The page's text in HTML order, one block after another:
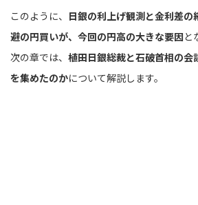
このように、 日銀の利上げ観測と金利差の
避の円買いが、今回の円高の大きな要因と
次の章では、 植田日銀総裁と石破首相の会
を集めたのかについて解説します。